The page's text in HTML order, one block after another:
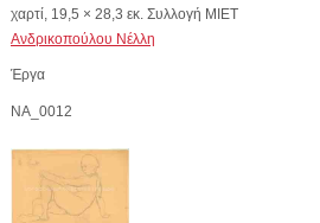
χαρτί, 19,5 × 28,3 εκ. Συλλογή ΜΙΕΤ
Ανδρικοπούλου Νέλλη
Έργα
NA_0012